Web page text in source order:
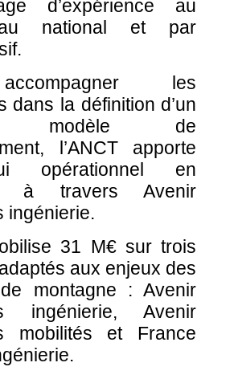
d’expérience au
national et par
les
dans la définition d’un
modèle de
l’ANCT apporte
opérationnel en
à travers Avenir
ingénierie.
31 M€ sur trois
aux enjeux des
montagne : Avenir
ingénierie, Avenir
mobilités et France